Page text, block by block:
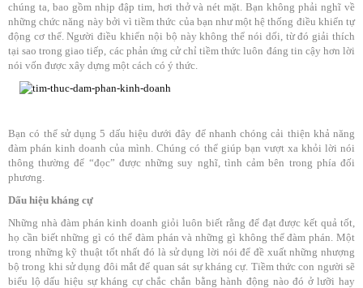
chúng ta, bao gồm nhịp đập tim, hơi thở và nét mặt. Bạn không phải nghĩ về
những chức năng này bởi vì tiềm thức của bạn như một hệ thống điều khiển tự
động cơ thể. Người điều khiển nội bộ này không thể nói dối, từ đó giải thích
tại sao trong giao tiếp, các phản ứng cử chỉ tiềm thức luôn đáng tin cậy hơn lời
nói vốn được xây dựng một cách có ý thức.
Bạn có thể sử dụng 5 dấu hiệu dưới đây để nhanh chóng cải thiện khả năng
đàm phán kinh doanh của mình. Chúng có thể giúp bạn vượt xa khỏi lời nói
thông thường để “đọc” được những suy nghĩ, tình cảm bên trong phía đối
phương.
Dấu hiệu kháng cự
Những nhà đàm phán kinh doanh giỏi luôn biết rằng để đạt được kết quả tốt,
họ cần biết những gì có thể đàm phán và những gì không thể đàm phán. Một
trong những kỹ thuật tốt nhất đó là sử dụng lời nói để đề xuất những nhượng
bộ trong khi sử dụng đôi mắt để quan sát sự kháng cự. Tiềm thức con người sẽ
biểu lộ dấu hiệu sự kháng cự chắc chắn bằng hành động nào đó ở lưỡi hay